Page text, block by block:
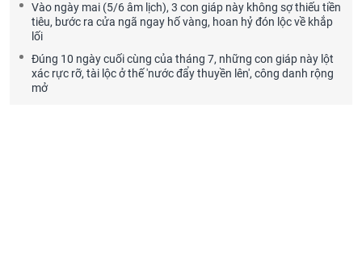
Vào ngày mai (5/6 âm lịch), 3 con giáp này không sợ thiếu tiền
tiêu, bước ra cửa ngã ngay hố vàng, hoan hỷ đón lộc về khắp
lối
Đúng 10 ngày cuối cùng của tháng 7, những con giáp này lột
xác rực rỡ, tài lộc ở thế 'nước đẩy thuyền lên', công danh rộng
mở